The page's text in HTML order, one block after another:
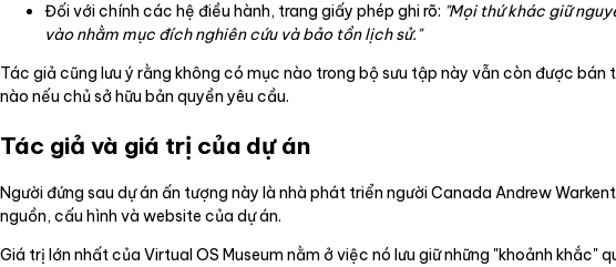
Đối với chính các hệ điều hành, trang giấy phép ghi rõ: "Mọi thứ khác giữ
vào nhằm mục đích nghiên cứu và bảo tồn lịch sử."
Tác giả cũng lưu ý rằng không có mục nào trong bộ sưu tập này vẫn còn được
nào nếu chủ sở hữu bản quyền yêu cầu.
Tác giả và giá trị của dự án
Người đứng sau dự án ấn tượng này là nhà phát triển người Canada Andrew
nguồn, cấu hình và website của dự án.
Giá trị lớn nhất của Virtual OS Museum nằm ở việc nó lưu giữ những "khoảnh